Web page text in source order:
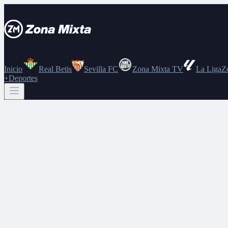
Inicio Real Betis Sevilla FC Zona Mixta TV La Liga
+Deportes